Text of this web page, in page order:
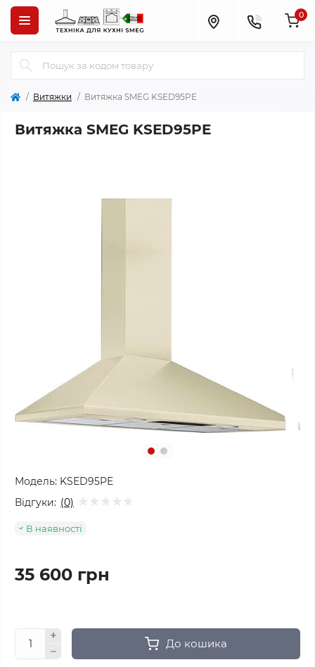
0
Витяжки Витяжка SMEG KSED95PE
Витяжка SMEG KSED95PE
Модель: KSED95PE
Відгуки: (0)
В наявності
35 600 грн
До кошика